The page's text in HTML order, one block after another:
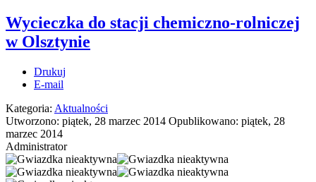
Wycieczka do stacji chemiczno-rolniczej
w Olsztynie
Drukuj
E-mail
Kategoria: Aktualności
Utworzono: piątek, 28 marzec 2014 Opublikowano: piątek, 28
marzec 2014
Administrator